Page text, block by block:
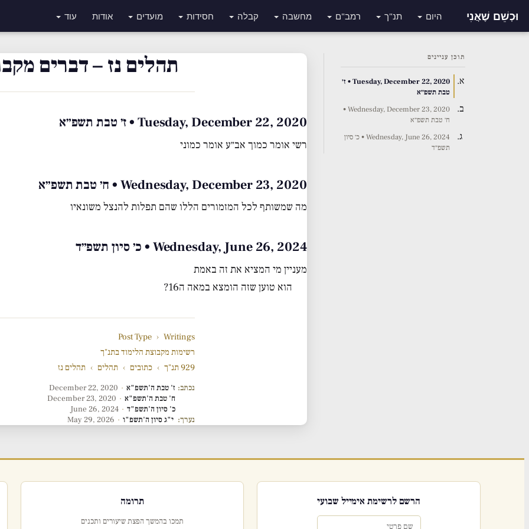
וּכְשֵׁם שֶׁאֲנִי היום תנ"ך רמב"ם מחשבה קבלה חסידות מועדים אודות עוד
תוכן עניינים
Tuesday, December 22, 2020 • ז׳
טבת תשפ״א
Wednesday, December 23, 2020 •
ח׳ טבת תשפ״א
Wednesday, June 26, 2024 • כ׳ סיון
תשפ״ד
תהלים נז – דברים
Tuesday, December 22, 2020 • ז׳ טבת תשפ״א
רשי אומר כמוך אב״ע אומר כמוני
Wednesday, December 23, 2020 • ח׳ טבת תשפ״א
מה שמשותף לכל המזמורים הללו שהם תפלות להנצל משונאיו
Wednesday, June 26, 2024 • כ׳ סיון תשפ״ד
מעניין מי המציא את זה באמת
הוא טוען שזה הומצא במאה ה16?
Post Type › Writings
רשימות מקבוצת הלימוד בתנ"ך
929 תנ"ך
› כתובים › תהלים › תהלים נז
נכתב: ז' טבת ה'תשפ"א ·
December 22, 2020
ח' טבת ה'תשפ"א ·
December 23, 2020
כ' סיון ה'תשפ"ד ·
June 26, 2024
נערך: י"ג סיון ה'תשפ"ו ·
May 29, 2026
הרשם לרשימת אימייל שבועי תרומה
תמכו בהמשך הפצת שיעורים ותכנים